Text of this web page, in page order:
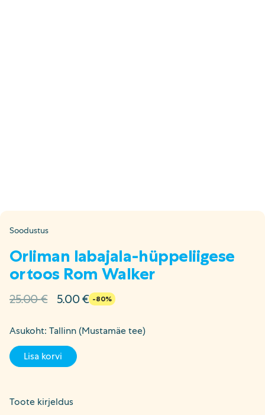
Soodustus
Orliman labajala-hüppeliigese
ortoos Rom Walker
25.00€
Algne
oli:
25.00 €.
5.00€Current
is:
-80%
Asukoht: Tallinn (Mustamäe tee)
Lisa korvi
Toote kirjeldus